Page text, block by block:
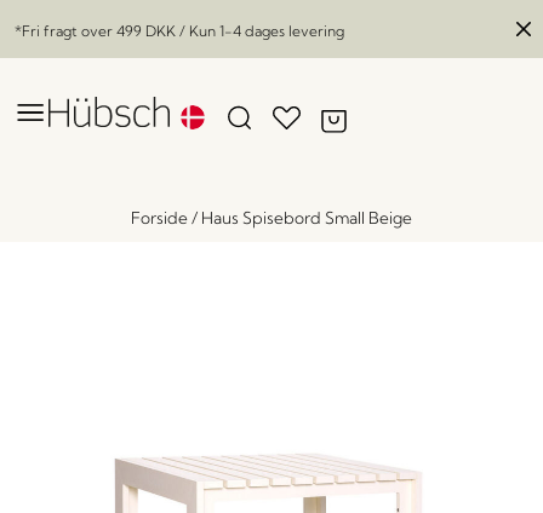
*Fri fragt over 499 DKK / Kun 1-4 dages levering
Forside/ Haus Spisebord Small Beige